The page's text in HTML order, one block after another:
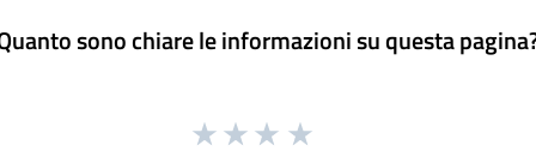
sono chiare le informazioni su questa